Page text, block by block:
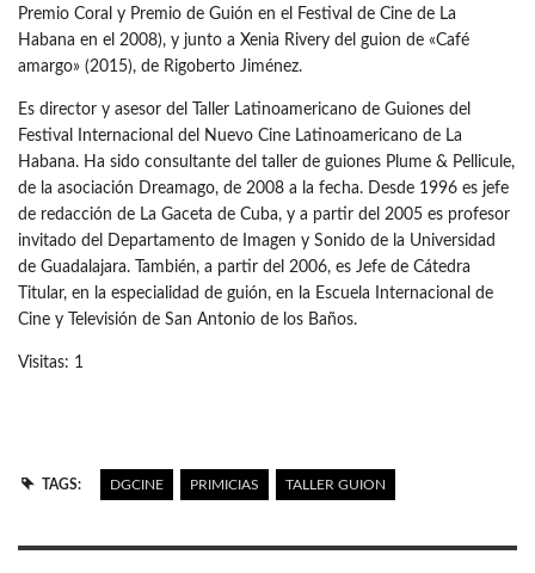
Premio Coral y Premio de Guión en el Festival de Cine de La
Habana en el 2008), y junto a Xenia Rivery del guion de «Café
amargo» (2015), de Rigoberto Jiménez.
Es director y asesor del Taller Latinoamericano de Guiones del
Festival Internacional del Nuevo Cine Latinoamericano de La
Habana. Ha sido consultante del taller de guiones Plume & Pellicule,
de la asociación Dreamago, de 2008 a la fecha. Desde 1996 es jefe
de redacción de La Gaceta de Cuba, y a partir del 2005 es profesor
invitado del Departamento de Imagen y Sonido de la Universidad
de Guadalajara. También, a partir del 2006, es Jefe de Cátedra
Titular, en la especialidad de guión, en la Escuela Internacional de
Cine y Televisión de San Antonio de los Baños.
Visitas: 1
TAGS: DGCINE PRIMICIAS TALLER GUION